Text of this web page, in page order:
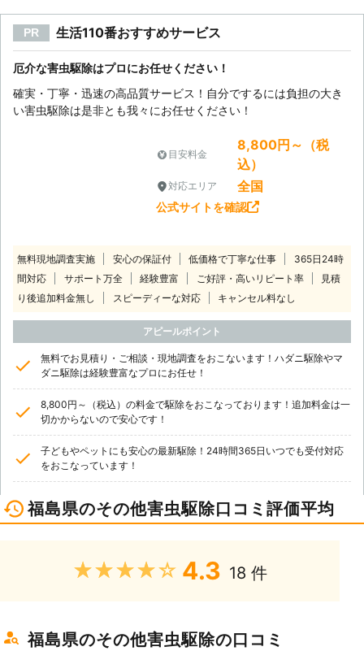
PR 生活110番おすすめサービス
厄介な害虫駆除はプロにお任せください！
確実・丁寧・迅速の高品質サービス！自分でするには負担の大き
い害虫駆除は是非とも我々にお任せください！
目安料金
8,800円～（税
込）
対応エリア 全国
公式サイトを確認
無料現地調査実施 安心の保証付 低価格で丁寧な仕事
365日24時
間対応
サポート万全 経験豊富 ご好評・高いリピート率
見積
り後追加料金無し
スピーディーな対応 キャンセル料なし
アピールポイント
無料でお見積り・ご相談・現地調査をおこないます！ハダニ駆除やマ
ダニ駆除は経験豊富なプロにお任せ！
8,800円～（税込）の料金で駆除をおこなっております！追加料金は一
切かからないので安心です！
子どもやペットにも安心の最新駆除！24時間365日いつでも受付対応
をおこなっています！
福島県のその他害虫駆除口コミ評価平均
★★★★★ 4.3 18 件
福島県のその他害虫駆除の口コミ